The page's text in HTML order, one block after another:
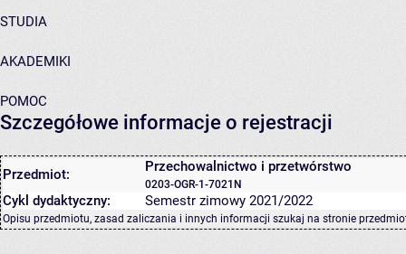
STUDIA
AKADEMIKI
POMOC
Szczegółowe informacje o rejestracji
Przedmiot: Przechowalnictwo i przetwórstwo
0203-OGR-1-7021N
Cykl dydaktyczny: Semestr zimowy 2021/2022
Opisu przedmiotu, zasad zaliczania i innych informacji szukaj na stronie